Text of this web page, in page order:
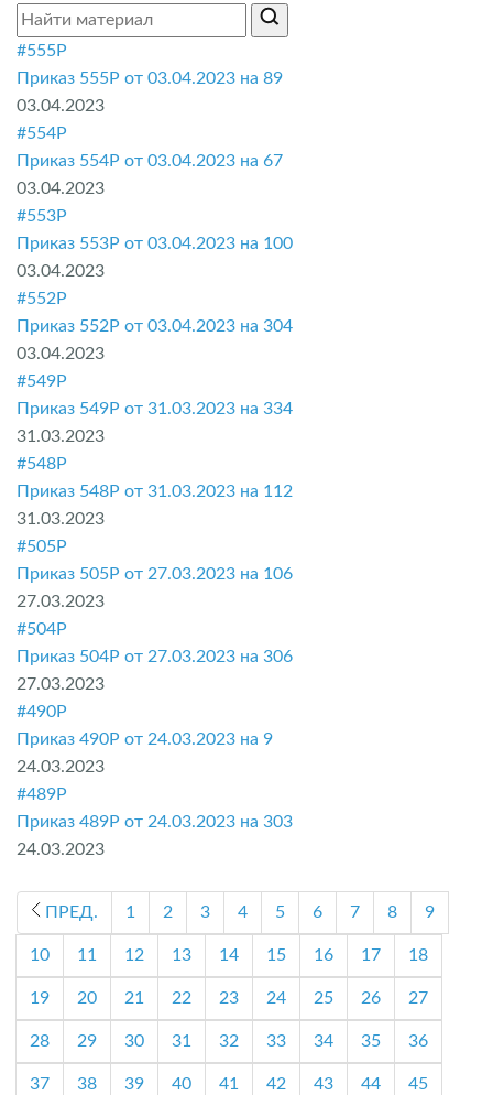
#555P
Приказ 555P от 03.04.2023 на 89
03.04.2023
#554P
Приказ 554P от 03.04.2023 на 67
03.04.2023
#553P
Приказ 553P от 03.04.2023 на 100
03.04.2023
#552P
Приказ 552P от 03.04.2023 на 304
03.04.2023
#549P
Приказ 549P от 31.03.2023 на 334
31.03.2023
#548P
Приказ 548P от 31.03.2023 на 112
31.03.2023
#505P
Приказ 505P от 27.03.2023 на 106
27.03.2023
#504P
Приказ 504P от 27.03.2023 на 306
27.03.2023
#490P
Приказ 490P от 24.03.2023 на 9
24.03.2023
#489P
Приказ 489P от 24.03.2023 на 303
24.03.2023
ПРЕД. 1 2 3 4 5 6 7 8 9
10 11 12 13 14 15 16 17 18
19 20 21 22 23 24 25 26 27
28 29 30 31 32 33 34 35 36
37 38 39 40 41 42 43 44 45